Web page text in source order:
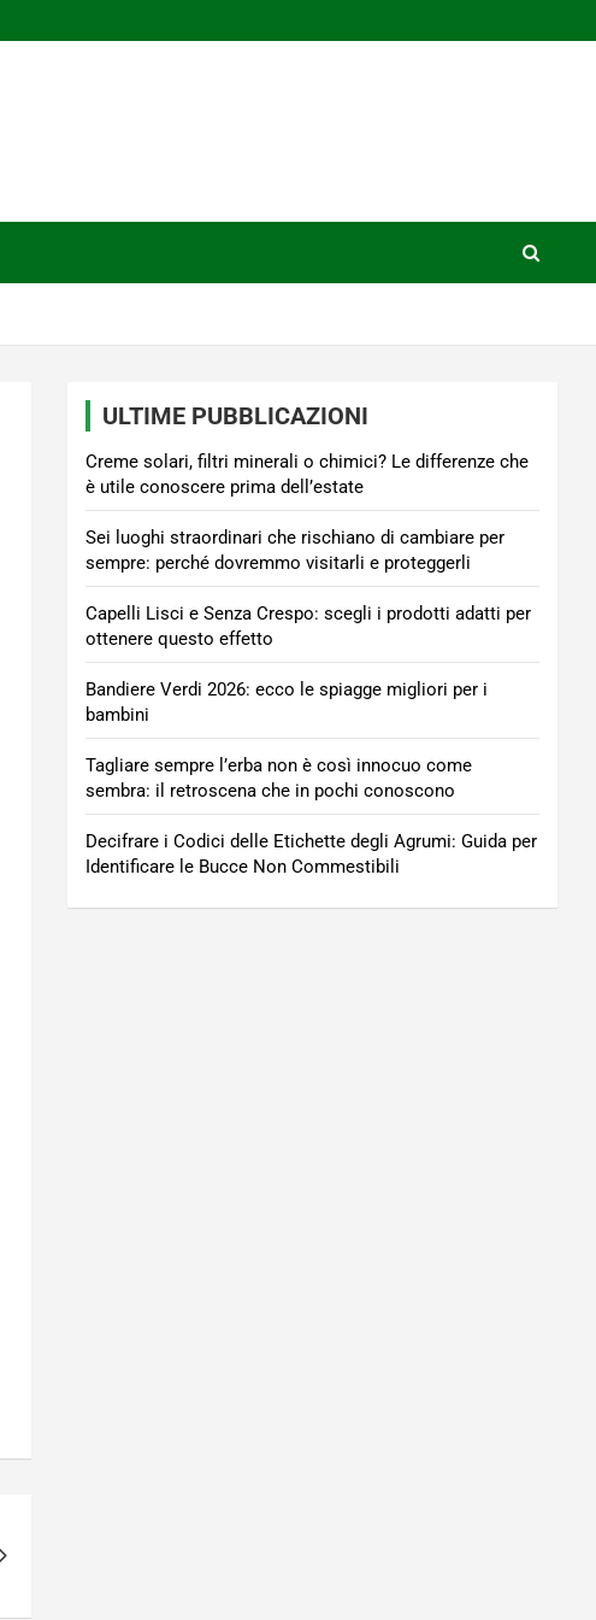
ULTIME PUBBLICAZIONI
Creme solari, filtri minerali o chimici? Le differenze che
è utile conoscere prima dell’estate
Sei luoghi straordinari che rischiano di cambiare per
sempre: perché dovremmo visitarli e proteggerli
Capelli Lisci e Senza Crespo: scegli i prodotti adatti per
ottenere questo effetto
Bandiere Verdi 2026: ecco le spiagge migliori per i
bambini
Tagliare sempre l’erba non è così innocuo come
sembra: il retroscena che in pochi conoscono
Decifrare i Codici delle Etichette degli Agrumi: Guida per
Identificare le Bucce Non Commestibili